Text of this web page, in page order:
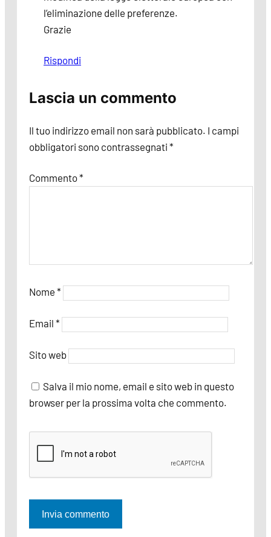
l’eliminazione delle preferenze.
Grazie
Rispondi
Lascia un commento
Il tuo indirizzo email non sarà pubblicato. I campi
obbligatori sono contrassegnati *
Commento*
Nome *
Email *
Sito web
Salva il mio nome, email e sito web in questo
browser per la prossima volta che commento.